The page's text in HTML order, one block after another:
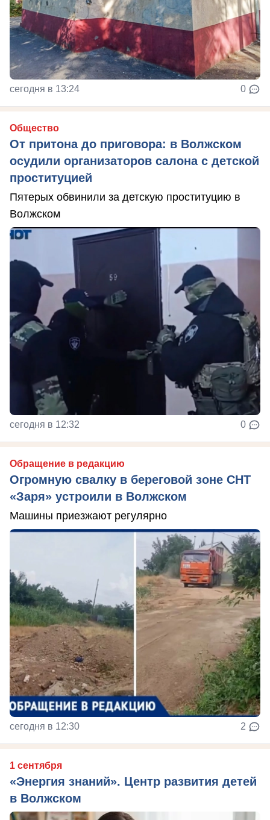
сегодня в 13:24 0
Общество
От притона до приговора: в Волжском
осудили организаторов салона с детской
проституцией
Пятерых обвинили за детскую проституцию в
Волжском
сегодня в 12:32 0
Обращение в редакцию
Огромную свалку в береговой зоне СНТ
«Заря» устроили в Волжском
Машины приезжают регулярно
сегодня в 12:30 2
1 сентября
«Энергия знаний». Центр развития детей
в Волжском